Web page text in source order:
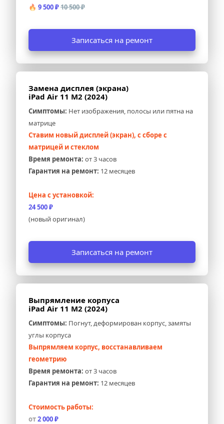
🔥 9 500 ₽ 10 500 ₽
Записаться на ремонт
Замена дисплея (экрана)
iPad Air 11 M2 (2024)
Симптомы: Нет изображения, полосы или пятна на
матрице
Ставим новый дисплей (экран), с сборе с
матрицей и стеклом
Время ремонта: от 3 часов
Гарантия на ремонт: 12 месяцев
Цена с установкой:
24 500 ₽
(новый оригинал)
Записаться на ремонт
Выпрямление корпуса
iPad Air 11 M2 (2024)
Симптомы: Погнут, деформирован корпус, замяты
углы корпуса
Выпрямляем корпус, восстанавливаем
геометрию
Время ремонта: от 3 часов
Гарантия на ремонт: 12 месяцев
Стоимость работы:
от 2 000 ₽